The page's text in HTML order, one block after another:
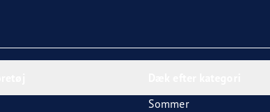
Sommer